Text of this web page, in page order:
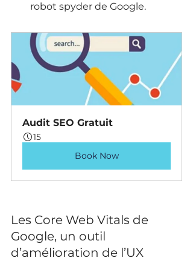
robot spyder de Google.
Audit SEO Gratuit
15
Book Now
Les Core Web Vitals de
Google, un outil
d’amélioration de l’UX